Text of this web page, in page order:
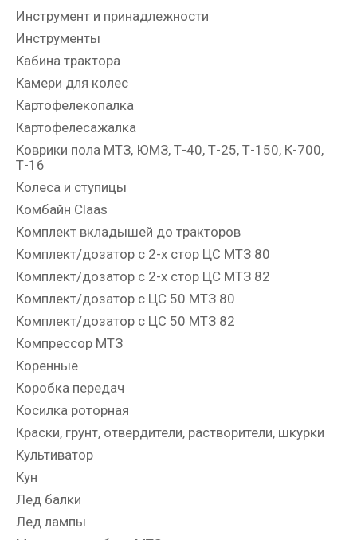
Инструмент и принадлежности
Инструменты
Кабина трактора
Камери для колес
Картофелекопалка
Картофелесажалка
Коврики пола МТЗ, ЮМЗ, Т-40, Т-25, Т-150, К-700,
Т-16
Колеса и ступицы
Комбайн Claas
Комплект вкладышей до тракторов
Комплект/дозатор с 2-х стор ЦС МТЗ 80
Комплект/дозатор с 2-х стор ЦС МТЗ 82
Комплект/дозатор с ЦС 50 МТЗ 80
Комплект/дозатор с ЦС 50 МТЗ 82
Компрессор МТЗ
Коренные
Коробка передач
Косилка роторная
Краски, грунт, отвердители, растворители, шкурки
Культиватор
Кун
Лед балки
Лед лампы